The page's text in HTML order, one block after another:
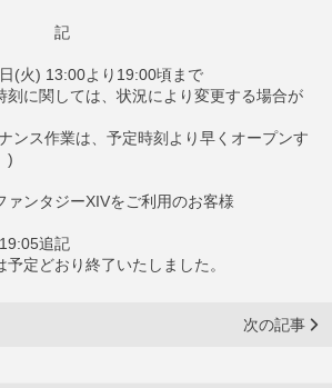
(火) 13:00より19:00頃まで
しては、状況により変更する場合が
業は、予定時刻より早くオープンす
)
ンタジーXIVをご利用のお客様
追記
定どおり終了いたしました。
次の記事